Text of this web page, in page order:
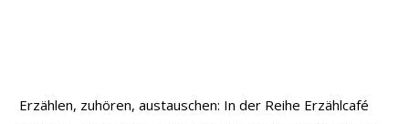
Erzählen, zuhören, austauschen: In der Reihe Erzählcafé